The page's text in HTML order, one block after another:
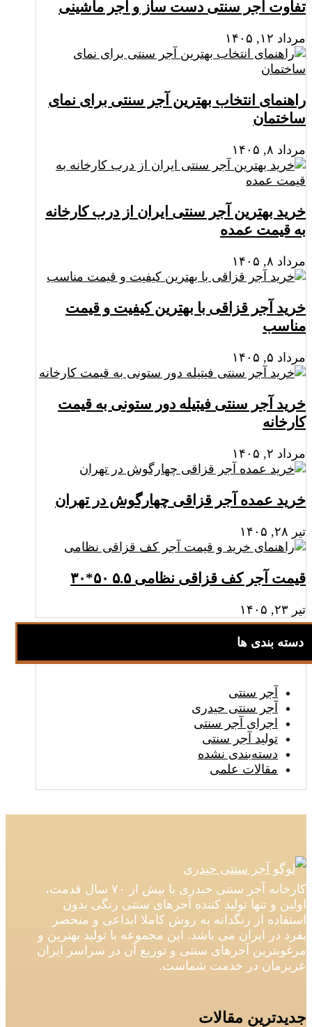
تفاوت آجر سنتی دست‌ ساز و آجر ماشینی
مرداد ۱۲, ۱۴۰۵
راهنمای انتخاب بهترین آجر سنتی برای نمای
ساختمان
مرداد ۸, ۱۴۰۵
خرید بهترین آجر سنتی ایران از درب کارخانه
به قیمت عمده
مرداد ۸, ۱۴۰۵
خرید آجر قزاقی با بهترین کیفیت و قیمت
مناسب
مرداد ۵, ۱۴۰۵
خرید آجر سنتی فیتیله دور ستونی به قیمت
کارخانه
مرداد ۲, ۱۴۰۵
خرید عمده آجر قزاقی چهارگوش در تهران
تیر ۲۸, ۱۴۰۵
قیمت آجر کف قزاقی نظامی ۵.۵ ۵۰*۳۰
تیر ۲۳, ۱۴۰۵
دسته بندی ها
آجر سنتی
آجر سنتی حیدری
اجرای آجر سنتی
تولید آجر سنتی
دسته‌بندی نشده
مقالات علمی
کارخانه آجر سنتی حیدری با بیش از ۷۰ سال قدمت،
اولین و تنها تولید کننده آجرهای سنتی رنگی بدون
استفاده از رنگدانه به روش کاملا ابداعی و منحصر
بفرد در ایران می باشد. این مجموعه با تولید بهترین و
مرغوبترین آجرهای سنتی و توزیع آن در سراسر ایران
عزیزمان در خدمت شماست.
جدیدترین مقالات